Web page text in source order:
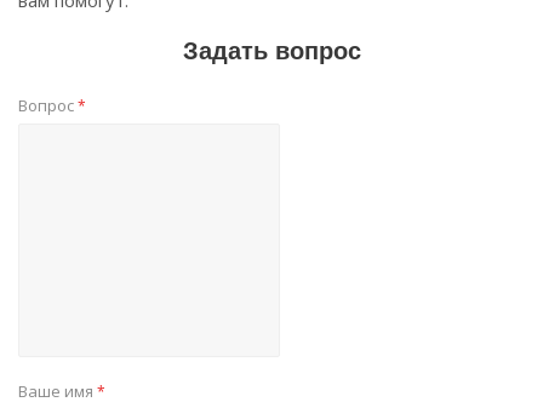
Задать вопрос
Вопрос*
Ваше имя *